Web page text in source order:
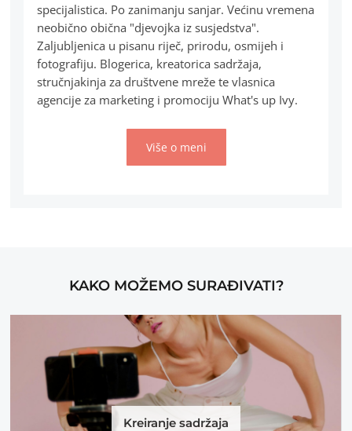
specijalistica. Po zanimanju sanjar. Većinu vremena
neobično obična "djevojka iz susjedstva".
Zaljubljenica u pisanu riječ, prirodu, osmijeh i
fotografiju. Blogerica, kreatorica sadržaja,
stručnjakinja za društvene mreže te vlasnica
agencije za marketing i promociju What's up Ivy.
Više o meni
KAKO MOŽEMO SURAĐIVATI?
Kreiranje sadržaja